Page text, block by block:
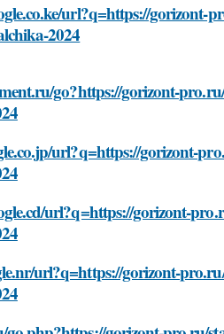
url?q=https://gorizont-
2024
go?https://gorizont-
url?q=https://gorizont-
url?q=https://gorizont-
url?q=https://gorizont-